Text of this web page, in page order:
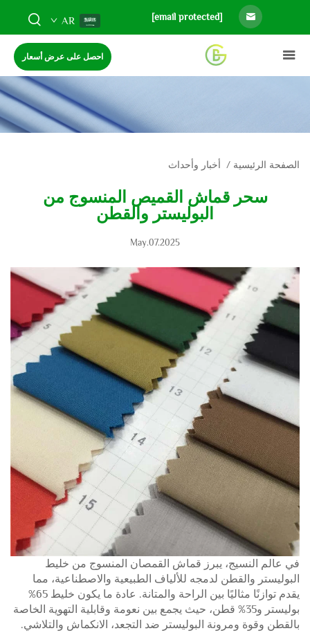
[email protected]
AR
احصل على عرض أسعار
الصفحة الرئيسية / أخبار وأحداث
سحر قماش القميص المنسوج من
البوليستر والقطن
May.07.2025
في عالم النسيج، يبرز قماش القمصان المنسوج من خليط
البوليستر والقطن لدمجه للألياف الطبيعية والاصطناعية، مما
يقدم توازنًا مثاليًا بين الراحة والمتانة.
عادة ما يكون خليط 65%
بوليستر و35% قطن، حيث يجمع بين نعومة وقابلية التهوية الخاصة
بالقطن وقوة ومرونة البوليستر ضد التجعد، الانكماش والتلاشي.